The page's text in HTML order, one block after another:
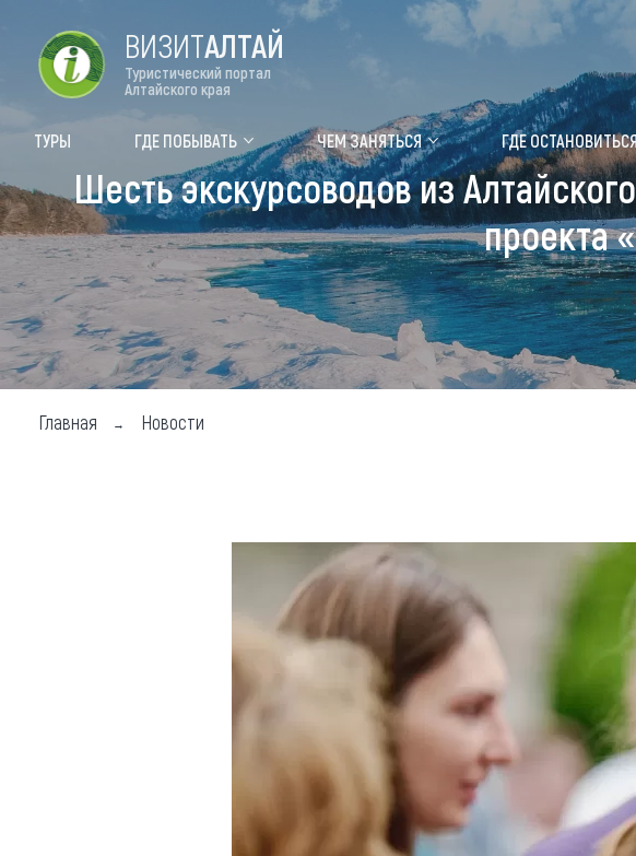
Форум VISIT ALTAI Цветение маральника
Туры Где побывать
Объекты природы
Объекты истории и
Объекты развлечений
Топ туристических мест
Придорожные кафе
Что привезти
ВИЗИТАЛТАЙ
Туристический портал
Алтайского края
ТУРЫ ГДЕ ПОБЫВАТЬ ЧЕМ ЗАНЯТЬСЯ ГДЕ
Шесть экскурсоводов из
проекта
Главная Новости